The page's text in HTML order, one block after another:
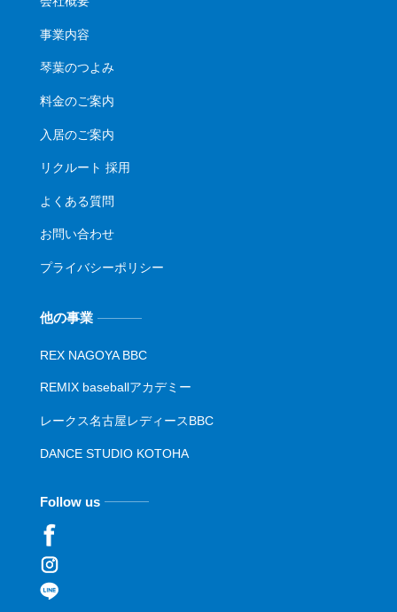
事業内容
琴葉のつよみ
料金のご案内
入居のご案内
リクルート 採用
よくある質問
お問い合わせ
プライバシーポリシー
他の事業
REX NAGOYA BBC
REMIX baseballアカデミー
レークス名古屋レディースBBC
DANCE STUDIO KOTOHA
Follow us